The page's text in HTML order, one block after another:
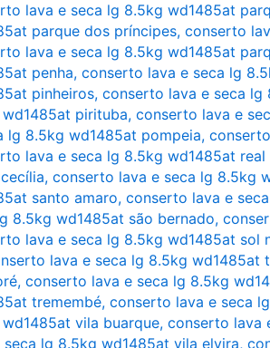
lava e seca lg 8.5kg wd1485at
parque dos príncipes, conserto
lava e seca lg 8.5kg wd1485at
penha, conserto lava e seca lg
pinheiros, conserto lava e seca lg
pirituba, conserto lava e
lg 8.5kg wd1485at pompeia,
lava e seca lg 8.5kg wd1485at real
, conserto lava e seca lg 8.5kg
santo amaro, conserto lava e
8.5kg wd1485at são bernado,
lava e seca lg 8.5kg wd1485at sol
lava e seca lg 8.5kg wd1485at
, conserto lava e seca lg 8.5kg
tremembé, conserto lava e seca
vila buarque, conserto lava
seca lg 8.5kg wd1485at vila elvira,